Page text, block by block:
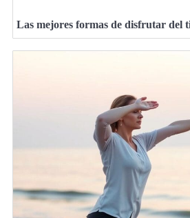
Las mejores formas de disfrutar del